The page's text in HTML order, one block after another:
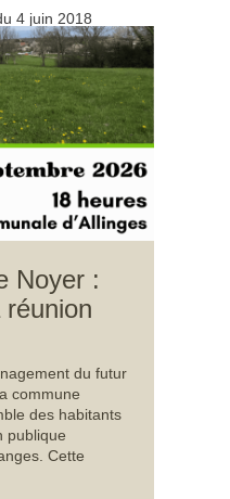
4 juin 2018
Noyer :
du futur
commune
des habitants
publique
Cette